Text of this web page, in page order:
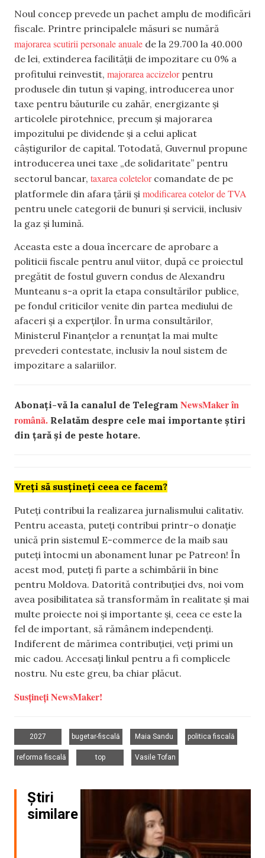
Noul concep prevede un pachet amplu de modificări
fiscale. Printre principalele măsuri se numără
majorarea scutirii personale anuale de la 29.700 la 40.000
de lei, extinderea facilității de impozitare cu 0% a
profitului reinvestit, majorarea accizelorpentru
produsele din tutun și vaping, introducerea unor
taxe pentru băuturile cu zahăr, energizante și
articolele pirotehnice, precum și majorarea
impozitului pe dividende și a celui aplicat
câștigurilor de capital. Totodată, Guvernul propune
introducerea unei taxe „de solidaritate” pentru
sectorul bancar, taxarea coletelorcomandate de pe
platformele din afara țării și modificarea cotelor de TVA
pentru unele categorii de bunuri și servicii, inclusiv
la gaz și lumină.
Aceasta este a doua încercare de aprobare a
politicii fiscale pentru anul viitor, după ce proiectul
pregătit de fostul guvern condus de Alexandru
Munteanu s-a oprit la etapa consultărilor publice,
pe fondul criticilor venite din partea mediului de
afaceri și a experților. În urma consultărilor,
Ministerul Finanțelor a renunțat la mai multe
prevederi contestate, inclusiv la noul sistem de
impozitare a salariilor.
Abonați-vă la canalul de Telegram NewsMaker în
română. Relatăm despre cele mai importante știri
din țară și de peste hotare.
Vreți să susțineți ceea ce facem?
Puteți contribui la realizarea jurnalismului calitativ.
Pentru aceasta, puteți contribui printr-o donație
unică prin sistemul E-commerce de la maib sau
puteți întocmi un abonament lunar pe Patreon! În
acest mod, puteți fi parte a schimbării în bine
pentru Moldova. Datorită contribuției dvs, noi vom
avea posibilitatea să transformăm în realitate și mai
multe proiecte noi și importante și, ceea ce este la
fel de important, să rămânem independenți.
Indiferent de mărimea contribuției, veți primi un
mic cadou. Accesați linkul pentru a fi complicele
nostru. Nu este greu, ba chiar plăcut.
Susțineți NewsMaker!
2027
bugetar-fiscală
Maia Sandu
politica fiscală
reforma fiscală
top
Vasile Tofan
Știri
similare